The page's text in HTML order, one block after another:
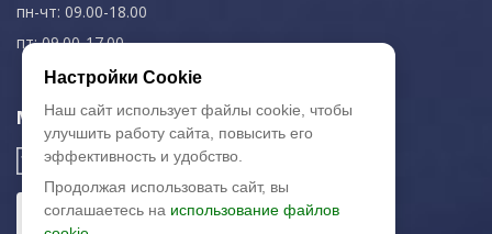
пн-чт: 09.00-18.00
пт: 09.00-17.00
Мы в соц. сетях
Настройки Cookie
Наш сайт использует файлы cookie, чтобы
улучшить работу сайта, повысить его
эффективность и удобство.
Продолжая использовать сайт, вы
соглашаетесь на использование файлов